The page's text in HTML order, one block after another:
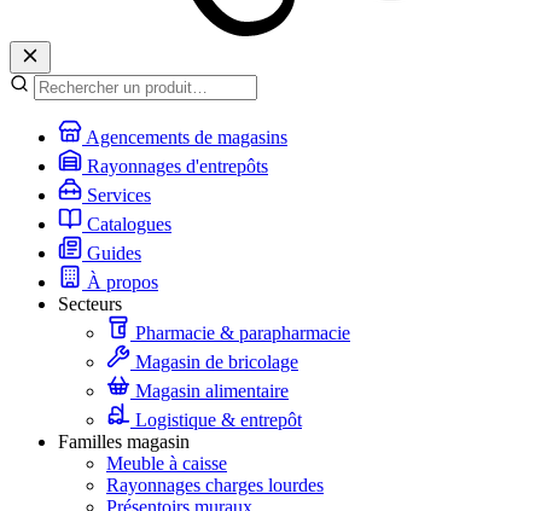
Agencements de magasins
Rayonnages d'entrepôts
Services
Catalogues
Guides
À propos
Secteurs
Pharmacie & parapharmacie
Magasin de bricolage
Magasin alimentaire
Logistique & entrepôt
Familles magasin
Meuble à caisse
Rayonnages charges lourdes
Présentoirs muraux